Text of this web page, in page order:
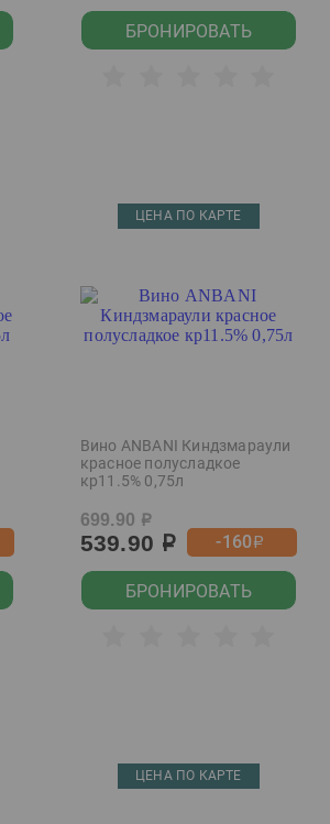
БРОНИРОВАТЬ
ЦЕНА ПО КАРТЕ
Вино ANBANI Киндзмараули
красное полусладкое
кр11.5% 0,75л
699.90 р
539.90 р -160р
БРОНИРОВАТЬ
ЦЕНА ПО КАРТЕ